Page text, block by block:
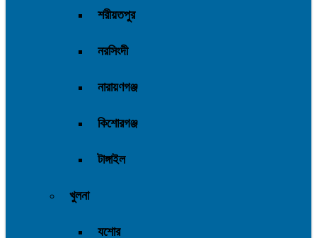
শরীয়তপুর
নরসিংদী
নারায়ণগঞ্জ
কিশোরগঞ্জ
টাঙ্গাইল
খুলনা
যশোর